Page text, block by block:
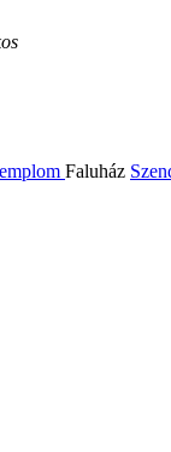
Faluház